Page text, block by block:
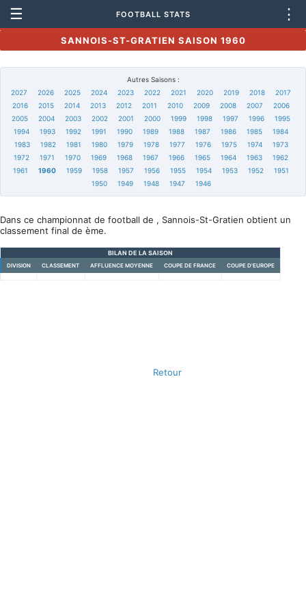
☰ FOOTBALL STATS ⋮
SANNOIS-ST-GRATIEN SAISON 1960
Autres Saisons :
2027
2026 2025 2024 2023 2022 2021 2020 2019 2018
2017
2016
2015 2014 2013 2012 2011 2010 2009 2008 2007
2006
2005
2004 2003 2002 2001 2000 1999 1998 1997 1996
1995
1994
1993 1992 1991 1990 1989 1988 1987 1986 1985
1984
1983
1982 1981 1980 1979 1978 1977 1976 1975 1974
1973
1972
1971 1970 1969 1968 1967 1966 1965 1964 1963
1962
1961
1960 1959 1958 1957 1956 1955 1954 1953 1952
1951
1950
1949 1948 1947 1946
Dans ce championnat de football de , Sannois-St-Gratien obtient un
classement final de ème.
BILAN DE LA SAISON
DIVISION CLASSEMENT AFFLUENCE MOYENNE COUPE DE FRANCE COUPE D'EUROPE
Retour